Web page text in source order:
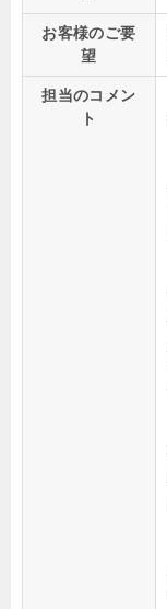
お客様のご要
望
担当のコメン
ト